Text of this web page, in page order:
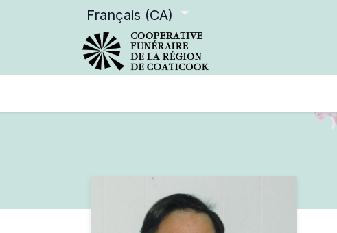
Français (CA)